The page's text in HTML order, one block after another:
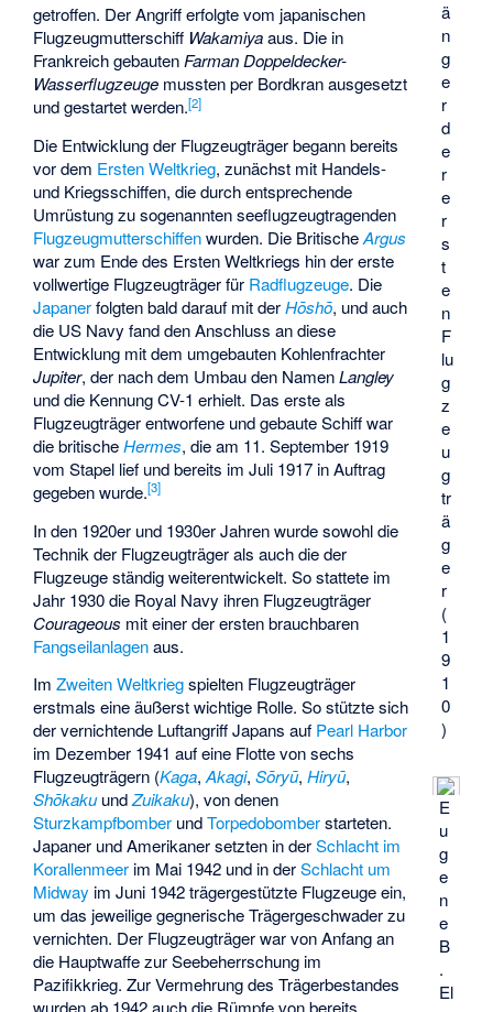
ä
n
g
e
r
d
e
r
e
r
s
t
e
n
F
lu
g
z
e
u
g
tr
ä
g
e
r
(
1
9
1
0
)
E
u
g
e
n
e
B
.
El
getroffen. Der Angriff erfolgte vom japanischen
Flugzeugmutterschiff Wakamiyaaus. Die in
Frankreich gebautenFarman Doppeldecker-
Wasserflugzeuge mussten per Bordkran ausgesetzt
und gestartet werden.[2]
Die Entwicklung der Flugzeugträger begann bereits
vor dem Ersten Weltkrieg, zunächst mit Handels-
und Kriegsschiffen, die durch entsprechende
Umrüstung zu sogenannten seeflugzeugtragenden
Flugzeugmutterschiffenwurden. Die BritischeArgus
war zum Ende des Ersten Weltkriegs hin der erste
vollwertige Flugzeugträger für Radflugzeuge. Die
Japanerfolgten bald darauf mit derHōshō, und auch
die US Navy fand den Anschluss an diese
Entwicklung mit dem umgebauten Kohlenfrachter
Jupiter, der nach dem Umbau den NamenLangley
und die Kennung CV-1 erhielt. Das erste als
Flugzeugträger entworfene und gebaute Schiff war
die britischeHermes, die am 11. September 1919
vom Stapel lief und bereits im Juli 1917 in Auftrag
gegeben wurde.[3]
In den 1920er und 1930er Jahren wurde sowohl die
Technik der Flugzeugträger als auch die der
Flugzeuge ständig weiterentwickelt. So stattete im
Jahr 1930 die Royal Navy ihren Flugzeugträger
Courageous mit einer der ersten brauchbaren
Fangseilanlagenaus.
ImZweiten Weltkriegspielten Flugzeugträger
erstmals eine äußerst wichtige Rolle. So stützte sich
der vernichtende Luftangriff Japans auf Pearl Harbor
im Dezember 1941 auf eine Flotte von sechs
Flugzeugträgern (Kaga,Akagi,Sōryū,Hiryū,
ShōkakuundZuikaku), von denen
Sturzkampfbomber undTorpedobomberstarteten.
Japaner und Amerikaner setzten in derSchlacht im
Korallenmeer im Mai 1942 und in derSchlacht um
Midway im Juni 1942 trägergestützte Flugzeuge ein,
um das jeweilige gegnerische Trägergeschwader zu
vernichten. Der Flugzeugträger war von Anfang an
die Hauptwaffe zur Seebeherrschung im
Pazifikkrieg. Zur Vermehrung des Trägerbestandes